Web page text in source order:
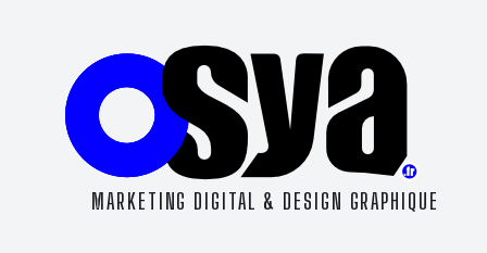
MARKETING DIGITAL & DESIGN GRAPHIQUE